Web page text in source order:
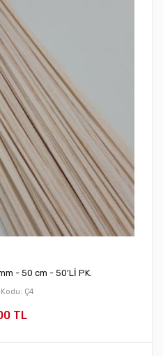
- 50 cm - 50'Lİ PK.
Ç4
TL